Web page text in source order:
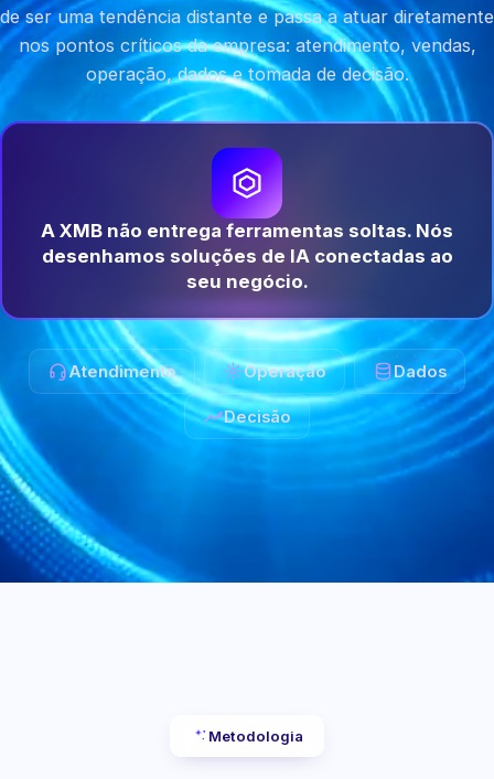
de ser uma tendência distante e passa a atuar diretamente
nos pontos críticos da empresa: atendimento, vendas,
operação, dados e tomada de decisão.
A XMB não entrega ferramentas soltas. Nós
desenhamos soluções de IA conectadas ao
seu negócio.
Atendimento Operação Dados
Decisão
Metodologia